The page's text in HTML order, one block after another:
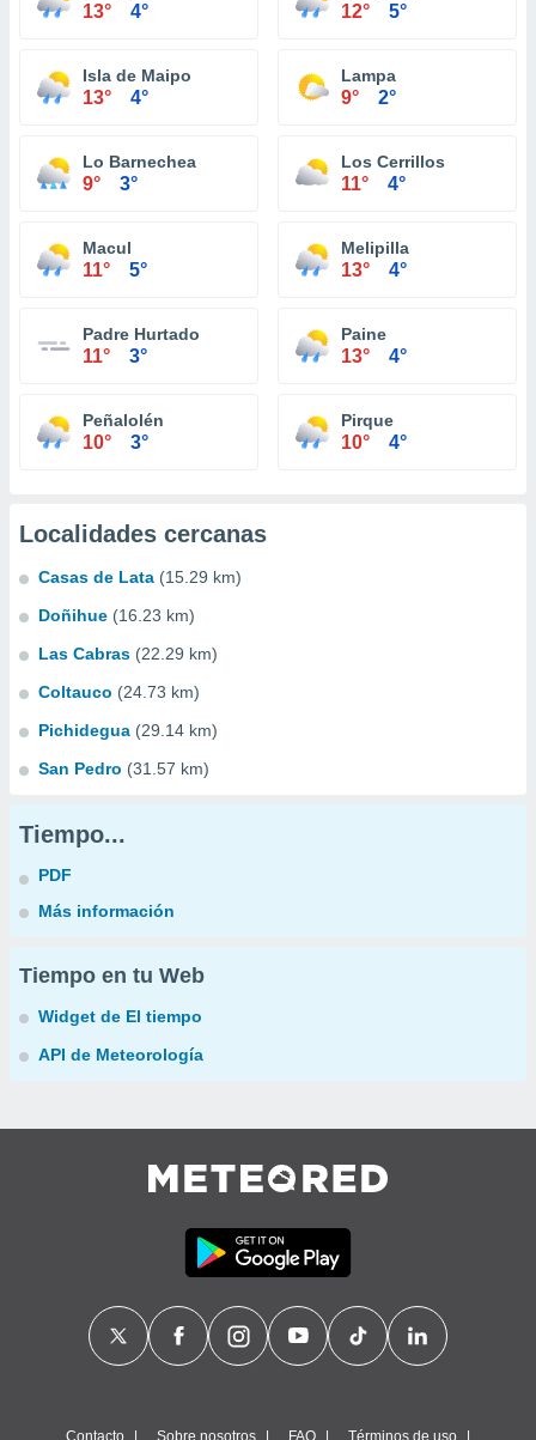
13° 4° 12° 5°
Isla de Maipo
13° 4°
Lampa
9° 2°
Lo Barnechea
9° 3°
Los Cerrillos
11° 4°
Macul
11° 5°
Melipilla
13° 4°
Padre Hurtado
11° 3°
Paine
13° 4°
Peñalolén
10° 3°
Pirque
10° 4°
Localidades cercanas
Casas de Lata (15.29 km)
Doñihue (16.23 km)
Las Cabras (22.29 km)
Coltauco (24.73 km)
Pichidegua (29.14 km)
San Pedro (31.57 km)
Tiempo...
PDF
Más información
Tiempo en tu Web
Widget de El tiempo
API de Meteorología
Contacto Sobre nosotros FAQ Términos de uso